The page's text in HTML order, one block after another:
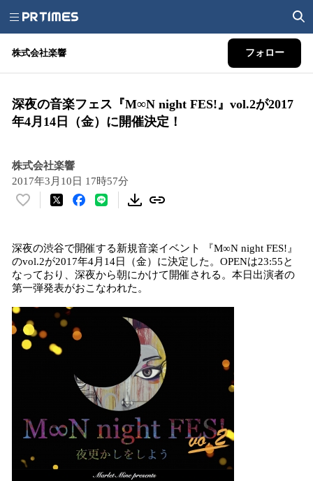
株式会社楽響 フォロー
深夜の音楽フェス『M∞N night FES!』vol.2が2017
年4月14日（金）に開催決定！
株式会社楽響
2017年3月10日 17時57分
い
！
数
を
み
込
み
中
深夜の渋谷で開催する新規音楽イベント 『M∞N night FES!』
のvol.2が2017年4月14日（金）に決定した。OPENは23:55と
なっており、深夜から朝にかけて開催される。本日出演者の
第一弾発表がおこなわれた。